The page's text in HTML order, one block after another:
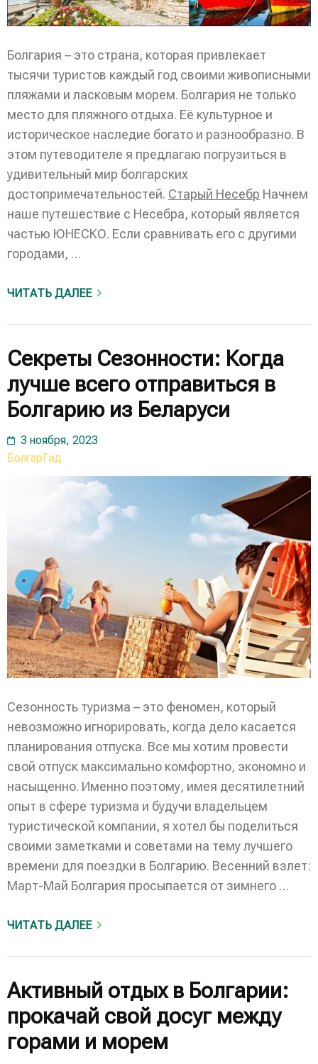
Болгария – это страна, которая привлекает
тысячи туристов каждый год своими живописными
пляжами и ласковым морем. Болгария не только
место для пляжного отдыха. Её культурное и
историческое наследие богато и разнообразно. В
этом путеводителе я предлагаю погрузиться в
удивительный мир болгарских
достопримечательностей. Старый Несебр Начнем
наше путешествие с Несебра, который является
частью ЮНЕСКО. Если сравнивать его с другими
городами, …
ЧИТАТЬ ДАЛЕЕ
Секреты Сезонности: Когда
лучше всего отправиться в
Болгарию из Беларуси
3 ноября, 2023
БолгарГид
Сезонность туризма – это феномен, который
невозможно игнорировать, когда дело касается
планирования отпуска. Все мы хотим провести
свой отпуск максимально комфортно, экономно и
насыщенно. Именно поэтому, имея десятилетний
опыт в сфере туризма и будучи владельцем
туристической компании, я хотел бы поделиться
своими заметками и советами на тему лучшего
времени для поездки в Болгарию. Весенний взлет:
Март-Май Болгария просыпается от зимнего …
ЧИТАТЬ ДАЛЕЕ
Активный отдых в Болгарии:
прокачай свой досуг между
горами и морем